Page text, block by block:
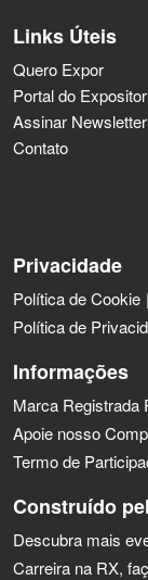
Links Úteis
Quero Expor
Portal do Expositor
Assinar Newsletter
Contato
Privacidade
Política de Cookie
Política de
Informações
Marca Registrada
Apoie nosso
Termo de
Construído
Descubra mais
Carreira na RX,